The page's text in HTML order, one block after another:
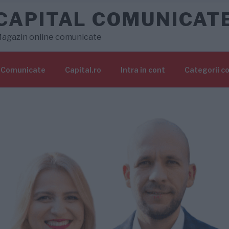
online comunicate
Comunicate Capital.ro Intra in cont Categorii